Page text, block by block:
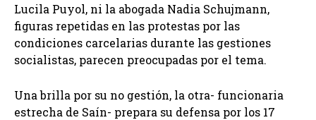
Lucila Puyol, ni la abogada Nadia Schujmann,
figuras repetidas en las protestas por las
condiciones carcelarias durante las gestiones
socialistas, parecen preocupadas por el tema.
Una brilla por su no gestión, la otra- funcionaria
estrecha de Saín- prepara su defensa por los 17